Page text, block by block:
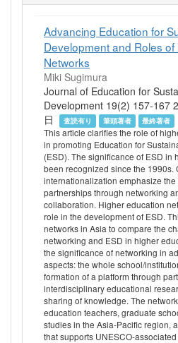
Advancing Education for
Development and Roles
Networks
Miki Sugimura
Journal of Education for
Development 19(2) 157-167
日
査読有り 筆頭著者 最終著者
This article clarifies the role of
in promoting Education for
(ESD). The significance of ESD in
been recognized since the 1990s.
internationalization emphasize
partnerships through networking
collaboration. Higher education
role in the development of ESD.
networks in Asia to compare the
networking and ESD in higher
the significance of networking in
aspects: the whole school/
formation of a platform through
interdisciplinary educational
sharing of knowledge. The
education teachers, graduate
studies in the Asia-Pacific region,
that supports UNESCO-